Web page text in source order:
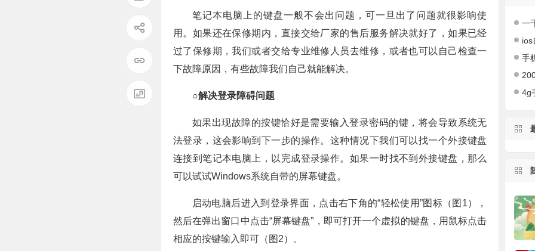
笔记本电脑上的键盘一般不会出问题，可一旦出了问题就很影响使
用。如果还在保修期内，直接交给厂家的售后服务解决就好了，如果已经
过了保修期，我们或者交给专业维修人员去维修，或者也可以自己检查一
下故障原因，有些故障我们自己就能解决。
○解决登录障碍问题
如果出现故障的按键恰好是需要输入登录密码的键，将会导致系统无
法登录，这会影响到下一步的操作。这种情况下我们可以找一个外接键盘
连接到笔记本电脑上，以完成登录操作。如果一时找不到外接键盘，那么
可以试试Windows系统自带的屏幕键盘。
启动电脑后进入到登录界面，点击右下角的“轻松使用”图标（图1），
然后在弹出窗口中点击“屏幕键盘”，即可打开一个虚拟的键盘，用鼠标点击
相应的按键输入即可（图2）。
一千左
ios自
手机
2000
4g手